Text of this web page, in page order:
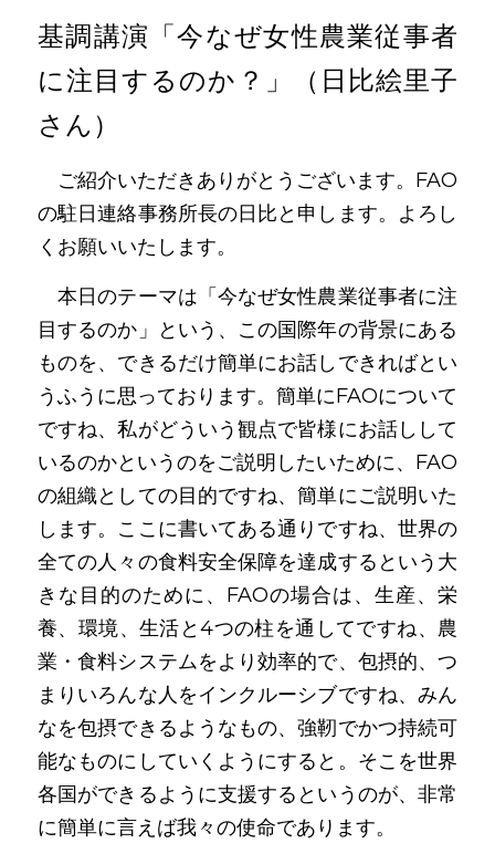
基調講演「今なぜ女性農業従事者
に注目するのか？」（日比絵里子
さん）
ご紹介いただきありがとうございます。FAO
の駐日連絡事務所長の日比と申します。よろし
くお願いいたします。
本日のテーマは「今なぜ女性農業従事者に注
目するのか」という、この国際年の背景にある
ものを、できるだけ簡単にお話しできればとい
うふうに思っております。簡単にFAOについて
ですね、私がどういう観点で皆様にお話しして
いるのかというのをご説明したいために、FAO
の組織としての目的ですね、簡単にご説明いた
します。ここに書いてある通りですね、世界の
全ての人々の食料安全保障を達成するという大
きな目的のために、FAOの場合は、生産、栄
養、環境、生活と4つの柱を通してですね、農
業・食料システムをより効率的で、包摂的、つ
まりいろんな人をインクルーシブですね、みん
なを包摂できるようなもの、強靭でかつ持続可
能なものにしていくようにすると。そこを世界
各国ができるように支援するというのが、非常
に簡単に言えば我々の使命であります。